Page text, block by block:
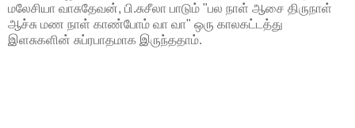
மலேசியா வாசுதேவன், பி.சுசீலா பாடும் "பல நாள் ஆசை திருநாள்
ஆச்சு மண நாள் காண்போம் வா வா" ஒரு காலகட்டத்து
இளசுகளின் சுப்ரபாதமாக இருந்ததாம்.